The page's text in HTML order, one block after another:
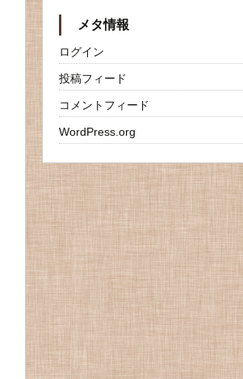
メタ情報
ログイン
投稿フィード
コメントフィード
WordPress.org